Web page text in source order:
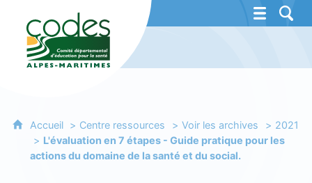
CoDES 06 - Comité départemental
Accueil Centre ressources Voir les archives
2021
L'évaluation en 7 étapes - Guide pratique pour les
actions du domaine de la santé et du social.